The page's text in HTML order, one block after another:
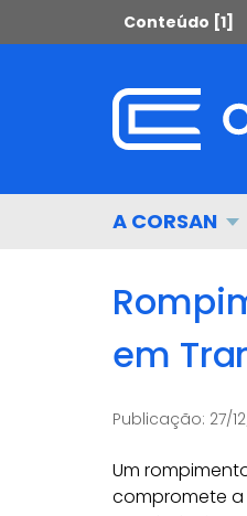
para
menu
para
Conteúdo [1]
do
A CORSAN
em
Publicação: 27/
Um
compromete a